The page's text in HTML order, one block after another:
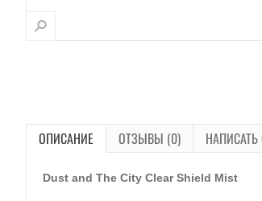
ОПИСАНИЕ ОТЗЫВЫ (0)
Dust and The City Clear Shield Mist